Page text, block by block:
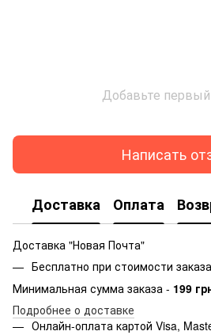
Добавьте
Написать
Доставка Оплата
Доставка "Новая Почта"
Бесплатно при стоимости
Минимальная сумма заказа - 199
Подробнее о доставке
Онлайн-оплата картой Visa,